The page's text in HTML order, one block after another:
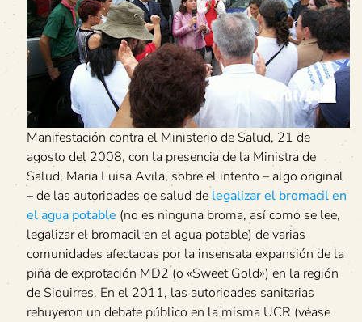
Manifestación contra el Ministerio de Salud, 21 de
agosto del 2008, con la presencia de la Ministra de
Salud, Maria Luisa Avila, sobre el intento – algo original
– de las autoridades de salud de legalizar el bromacil en
el agua potable (no es ninguna broma, así como se lee,
legalizar el bromacil en el agua potable) de varias
comunidades afectadas por la insensata expansión de la
piña de exprotación MD2 (o «Sweet Gold») en la región
de Siquirres. En el 2011, las autoridades sanitarias
rehuyeron un debate público en la misma UCR (véase